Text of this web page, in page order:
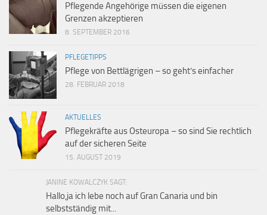
Pflegende Angehörige müssen die eigenen
Grenzen akzeptieren
8. SEPTEMBER 2016
PFLEGETIPPS
Pflege von Bettlägrigen – so geht’s einfacher
28. FEBRUAR 2018
AKTUELLES
Pflegekräfte aus Osteuropa – so sind Sie rechtlich
auf der sicheren Seite
15. AUGUST 2019
JANINE KOWALCZYK SAGT:
Hallo,ja ich lebe noch auf Gran Canaria und bin
selbstständig mit...